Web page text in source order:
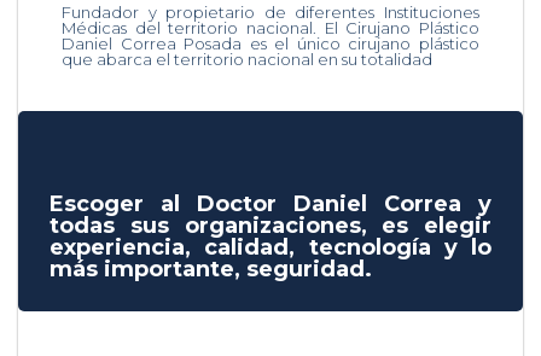
Fundador y propietario de diferentes Instituciones
Médicas del territorio nacional. El Cirujano Plástico
Daniel Correa Posada es el único cirujano plástico
que abarca el territorio nacional en su totalidad
Escoger al Doctor Daniel Correa y
todas sus organizaciones, es elegir
experiencia, calidad, tecnología y lo
más importante, seguridad.